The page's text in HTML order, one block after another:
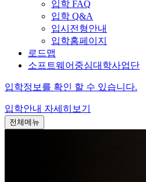
입학 FAQ
입학 Q&A
입시전형안내
입학홈페이지
로드맵
소프트웨어중심대학사업단
입학정보를 확인 할 수 있습니다.
입학안내 자세히보기
전체메뉴